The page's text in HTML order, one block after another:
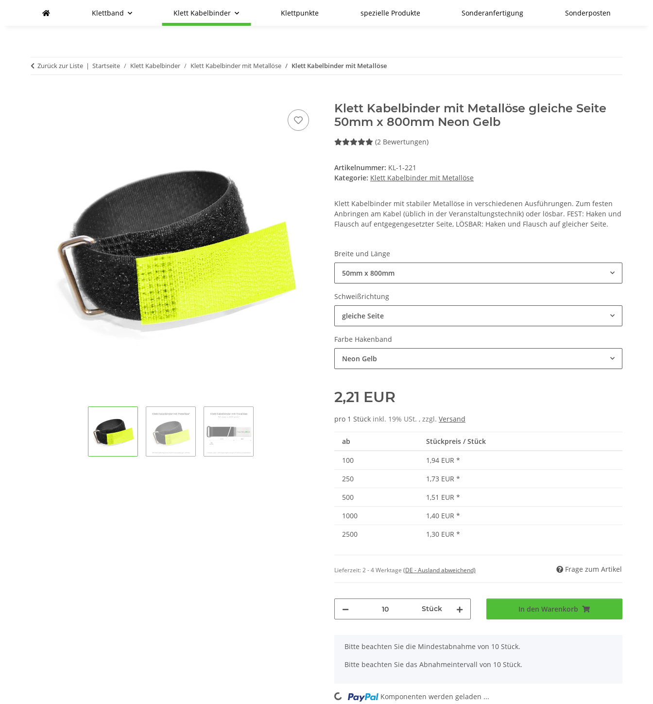
Klettband Klett Kabelbinder Klettpunkte spezielle Produkte Sonderanfertigung Sonderposten
Zurück zur Liste Startseite Klett Kabelbinder Klett Kabelbinder mit Metallöse Klett Kabelbinder mit Metallöse
Klett Kabelbinder mit Metallöse gleiche Seite
50mm x 800mm Neon Gelb
(2 Bewertungen)
Artikelnummer: KL-1-221
Kategorie: Klett Kabelbinder mit Metallöse
Klett Kabelbinder mit stabiler Metallöse in verschiedenen Ausführungen. Zum festen
Anbringen am Kabel (üblich in der Veranstaltungstechnik) oder lösbar. FEST: Haken und
Flausch auf entgegengesetzter Seite, LÖSBAR: Haken und Flausch auf gleicher Seite.
Breite und Länge
50mm x 800mm
Schweißrichtung
gleiche Seite
Farbe Hakenband
Neon Gelb
2,21 EUR
pro 1 Stück inkl. 19% USt. , zzgl. Versand
ab Stückpreis / Stück
100 1,94 EUR *
250
1,73 EUR *
500
1,51 EUR *
1000
1,40 EUR *
2500
1,30 EUR *
Lieferzeit:2 - 4 Werktage (DE - Ausland abweichend) Frage zum Artikel
Stück In den Warenkorb
x
Bitte beachten Sie die Mindestabnahme von 10 Stück.
Bitte beachten Sie das Abnahmeintervall von 10 Stück.
Loading... Komponenten werden geladen ...